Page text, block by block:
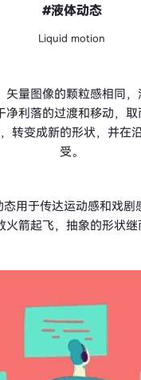
#液体动态
Liquid motion
矢量图像的颗粒感相同
净利落的过渡和移动，
转变成新的形状，并在
受。
用于传达运动感和戏剧
火箭起飞，抽象的形状